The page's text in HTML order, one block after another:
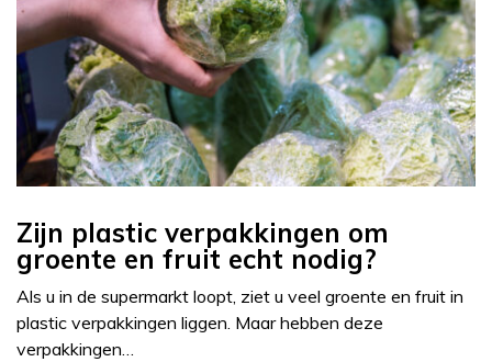
Zijn plastic verpakkingen om
groente en fruit echt nodig?
Als u in de supermarkt loopt, ziet u veel groente en fruit in
plastic verpakkingen liggen. Maar hebben deze
verpakkingen…